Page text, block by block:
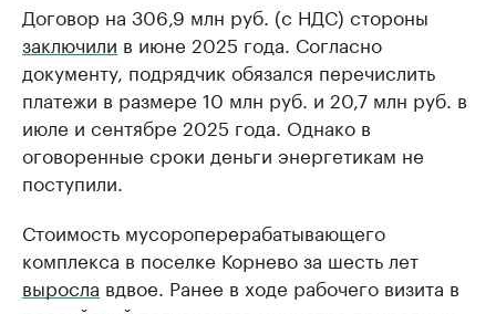
Договор на 306,9 млн руб. (с НДС) стороны
заключили в июне 2025 года. Согласно
документу, подрядчик обязался перечислить
платежи в размере 10 млн руб. и 20,7 млн руб. в
июле и сентябре 2025 года. Однако в
оговоренные сроки деньги энергетикам не
поступили.
Стоимость мусороперерабатывающего
комплекса в поселке Корнево за шесть лет
выросла вдвое. Ранее в ходе рабочего визита в